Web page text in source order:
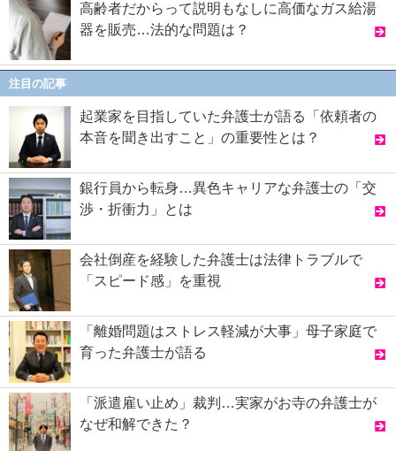
高齢者だからって説明もなしに高価なガス給湯
器を販売…法的な問題は？
注目の記事
起業家を目指していた弁護士が語る「依頼者の
本音を聞き出すこと」の重要性とは？
銀行員から転身…異色キャリアな弁護士の「交
渉・折衝力」とは
会社倒産を経験した弁護士は法律トラブルで
「スピード感」を重視
「離婚問題はストレス軽減が大事」母子家庭で
育った弁護士が語る
「派遣雇い止め」裁判…実家がお寺の弁護士が
なぜ和解できた？